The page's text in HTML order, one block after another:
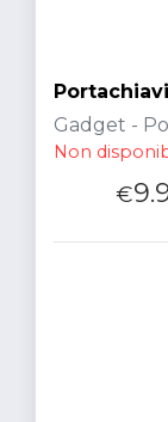
Gadget -
Non
€